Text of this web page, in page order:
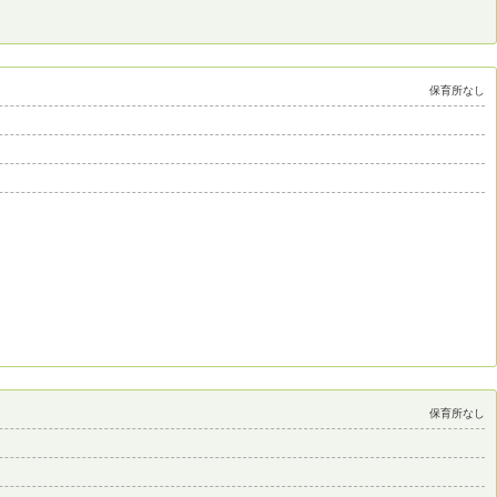
保育所なし
保育所なし